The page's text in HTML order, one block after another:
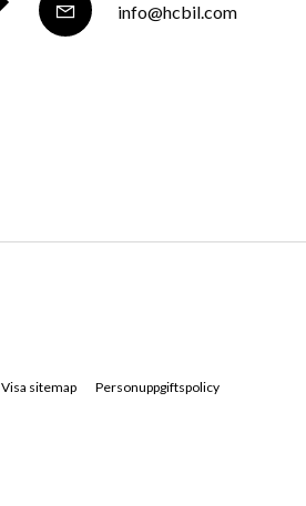
info@hcbil.com
Visa sitemap Personuppgiftspolicy